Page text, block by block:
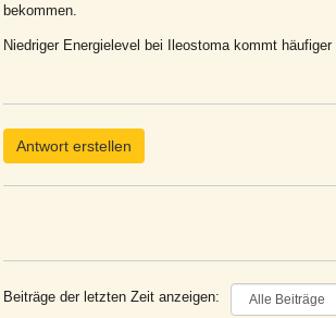
bekommen.
Niedriger Energielevel bei Ileostoma kommt
Antwort erstellen
Beiträge der letzten Zeit anzeigen: